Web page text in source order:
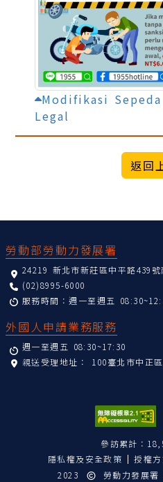
Modifikasi
Legal
勞動部勞動力發展署
24219 新北市新莊區中平路439號
(02)8995-6000
服務時間：週一至週五
外國人申請業務服務
週一至週五 08:30~17:30
親送受理地址： 100臺北市中正
參訪累計：
隱私權及安全政策
授權
2023
勞動力發展署